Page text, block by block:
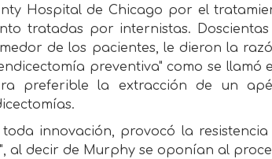
Hospital de Chicago por el
tratadas por internistas.
de los pacientes, le dieron la
preventiva" como se
preferible la extracción de un
toda innovación, provocó la
al decir de Murphy se oponían al